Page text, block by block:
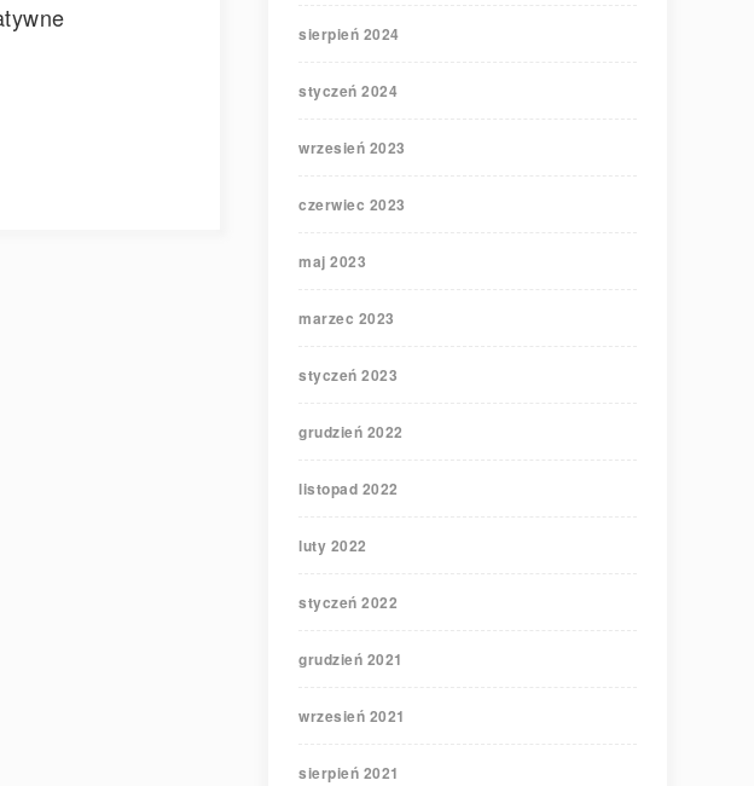
sierpień 2024
styczeń 2024
wrzesień 2023
czerwiec 2023
maj 2023
marzec 2023
styczeń 2023
grudzień 2022
listopad 2022
luty 2022
styczeń 2022
grudzień 2021
wrzesień 2021
sierpień 2021